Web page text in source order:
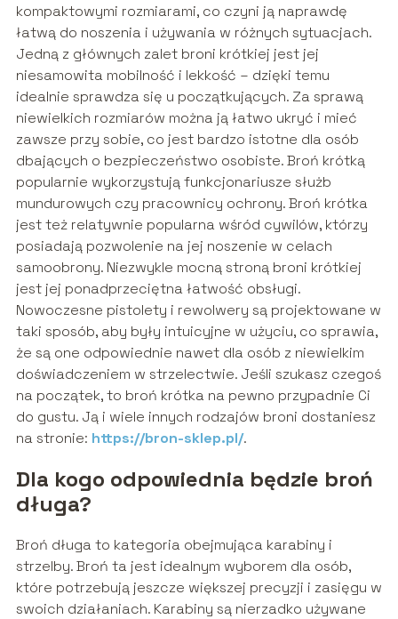
kompaktowymi rozmiarami, co czyni ją naprawdę
łatwą do noszenia i używania w różnych sytuacjach.
Jedną z głównych zalet broni krótkiej jest jej
niesamowita mobilność i lekkość – dzięki temu
idealnie sprawdza się u początkujących. Za sprawą
niewielkich rozmiarów można ją łatwo ukryć i mieć
zawsze przy sobie, co jest bardzo istotne dla osób
dbających o bezpieczeństwo osobiste. Broń krótką
popularnie wykorzystują funkcjonariusze służb
mundurowych czy pracownicy ochrony. Broń krótka
jest też relatywnie popularna wśród cywilów, którzy
posiadają pozwolenie na jej noszenie w celach
samoobrony. Niezwykle mocną stroną broni krótkiej
jest jej ponadprzeciętna łatwość obsługi.
Nowoczesne pistolety i rewolwery są projektowane w
taki sposób, aby były intuicyjne w użyciu, co sprawia,
że są one odpowiednie nawet dla osób z niewielkim
doświadczeniem w strzelectwie. Jeśli szukasz czegoś
na początek, to broń krótka na pewno przypadnie Ci
do gustu. Ją i wiele innych rodzajów broni dostaniesz
na stronie: https://bron-sklep.pl/.
Dla kogo odpowiednia będzie broń
długa?
Broń długa to kategoria obejmująca karabiny i
strzelby. Broń ta jest idealnym wyborem dla osób,
które potrzebują jeszcze większej precyzji i zasięgu w
swoich działaniach. Karabiny są nierzadko używane